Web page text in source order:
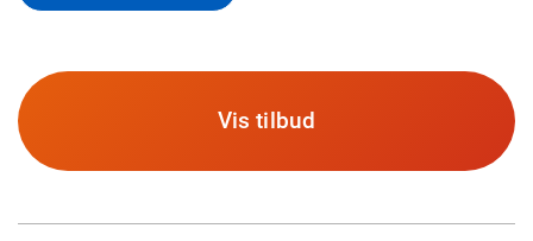
Vis tilbud